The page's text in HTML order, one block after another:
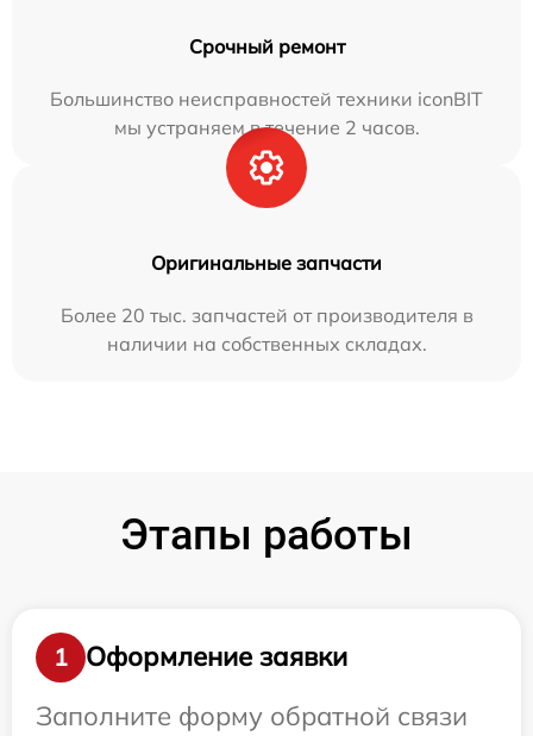
Срочный ремонт
Большинство неисправностей техники iconBIT
мы устраняем в течение 2 часов.
Оригинальные запчасти
Более 20 тыс. запчастей от производителя в
наличии на собственных складах.
Этапы работы
1
Оформление заявки
Заполните форму обратной связи